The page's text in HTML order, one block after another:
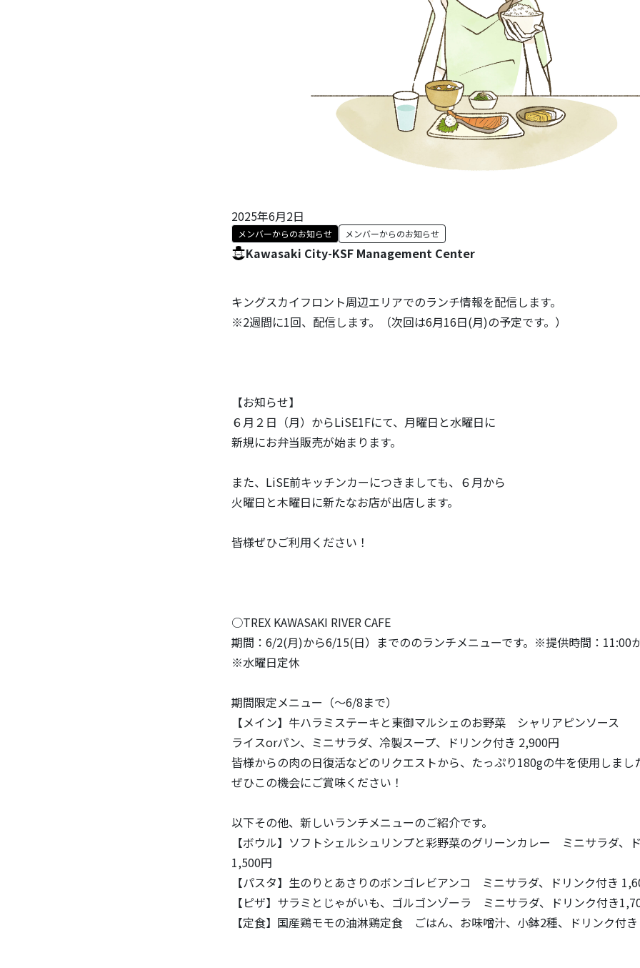
2025年6月2日
メンバーからのお知らせ メンバーからのお知らせ
Kawasaki City-KSF Management Center
キングスカイフロント周辺エリアでのランチ情報を配信します。
※2週間に1回、配信します。（次回は6月16日(月)の予定です。）
【お知らせ】
６月２日（月）からLiSE1Fにて、月曜日と水曜日に
新規にお弁当販売が始まります。
また、LiSE前キッチンカーにつきましても、６月から
火曜日と木曜日に新たなお店が出店します。
皆様ぜひご利用ください！
○TREX KAWASAKI RIVER CAFE
期間：6/2(月)から6/15(日）までののランチメニューです。※提供時間：11:00
※水曜日定休
期間限定メニュー（～6/8まで）
【メイン】牛ハラミステーキと東御マルシェのお野菜 シャリアピンソース
ライスorパン、ミニサラダ、冷製スープ、ドリンク付き 2,900円
皆様からの肉の日復活などのリクエストから、たっぷり180gの牛を使用しまし
ぜひこの機会にご賞味ください！
以下その他、新しいランチメニューのご紹介です。
【ボウル】ソフトシェルシュリンプと彩野菜のグリーンカレー ミニサラダ、
1,500円
【パスタ】生のりとあさりのボンゴレビアンコ ミニサラダ、ドリンク付き
【ピザ】サラミとじゃがいも、ゴルゴンゾーラ ミニサラダ、ドリンク付き
【定食】国産鶏モモの油淋鶏定食 ごはん、お味噌汁、小鉢2種、ドリンク付